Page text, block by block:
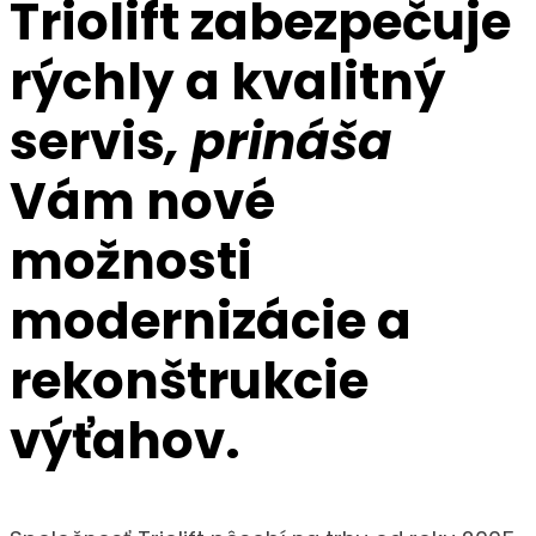
Triolift zabezpečuje
rýchly a kvalitný
servis, prináša
Vám nové
možnosti
modernizácie a
rekonštrukcie
výťahov.